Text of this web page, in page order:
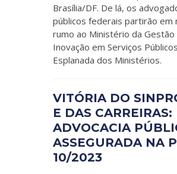
Brasília/DF. De lá, os
públicos federais partirão em
rumo ao Ministério da Gestão
Inovação em Serviços
Esplanada dos Ministérios.
VITÓRIA DO
E DAS CARREIRAS:
ADVOCACIA
ASSEGURADA NA
10/2023